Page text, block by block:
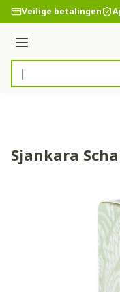
Ga naar de inhoud
Veilige betalingen
Menu
Product, merk,
Sjankara